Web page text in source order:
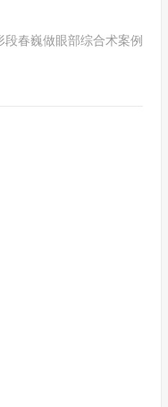
段春巍做眼部综合术案例